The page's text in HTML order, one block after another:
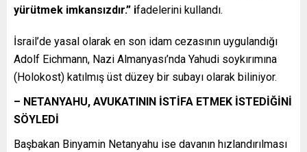
yürütmek imkansızdır.” ifadelerini kullandı.
İsrail’de yasal olarak en son idam cezasının uygulandığı
Adolf Eichmann, Nazi Almanyası’nda Yahudi soykırımına
(Holokost) katılmış üst düzey bir subayı olarak biliniyor.
– NETANYAHU, AVUKATININ İSTİFA ETMEK İSTEDİĞİNİ
SÖYLEDİ
Başbakan Binyamin Netanyahu ise davanın hızlandırılması